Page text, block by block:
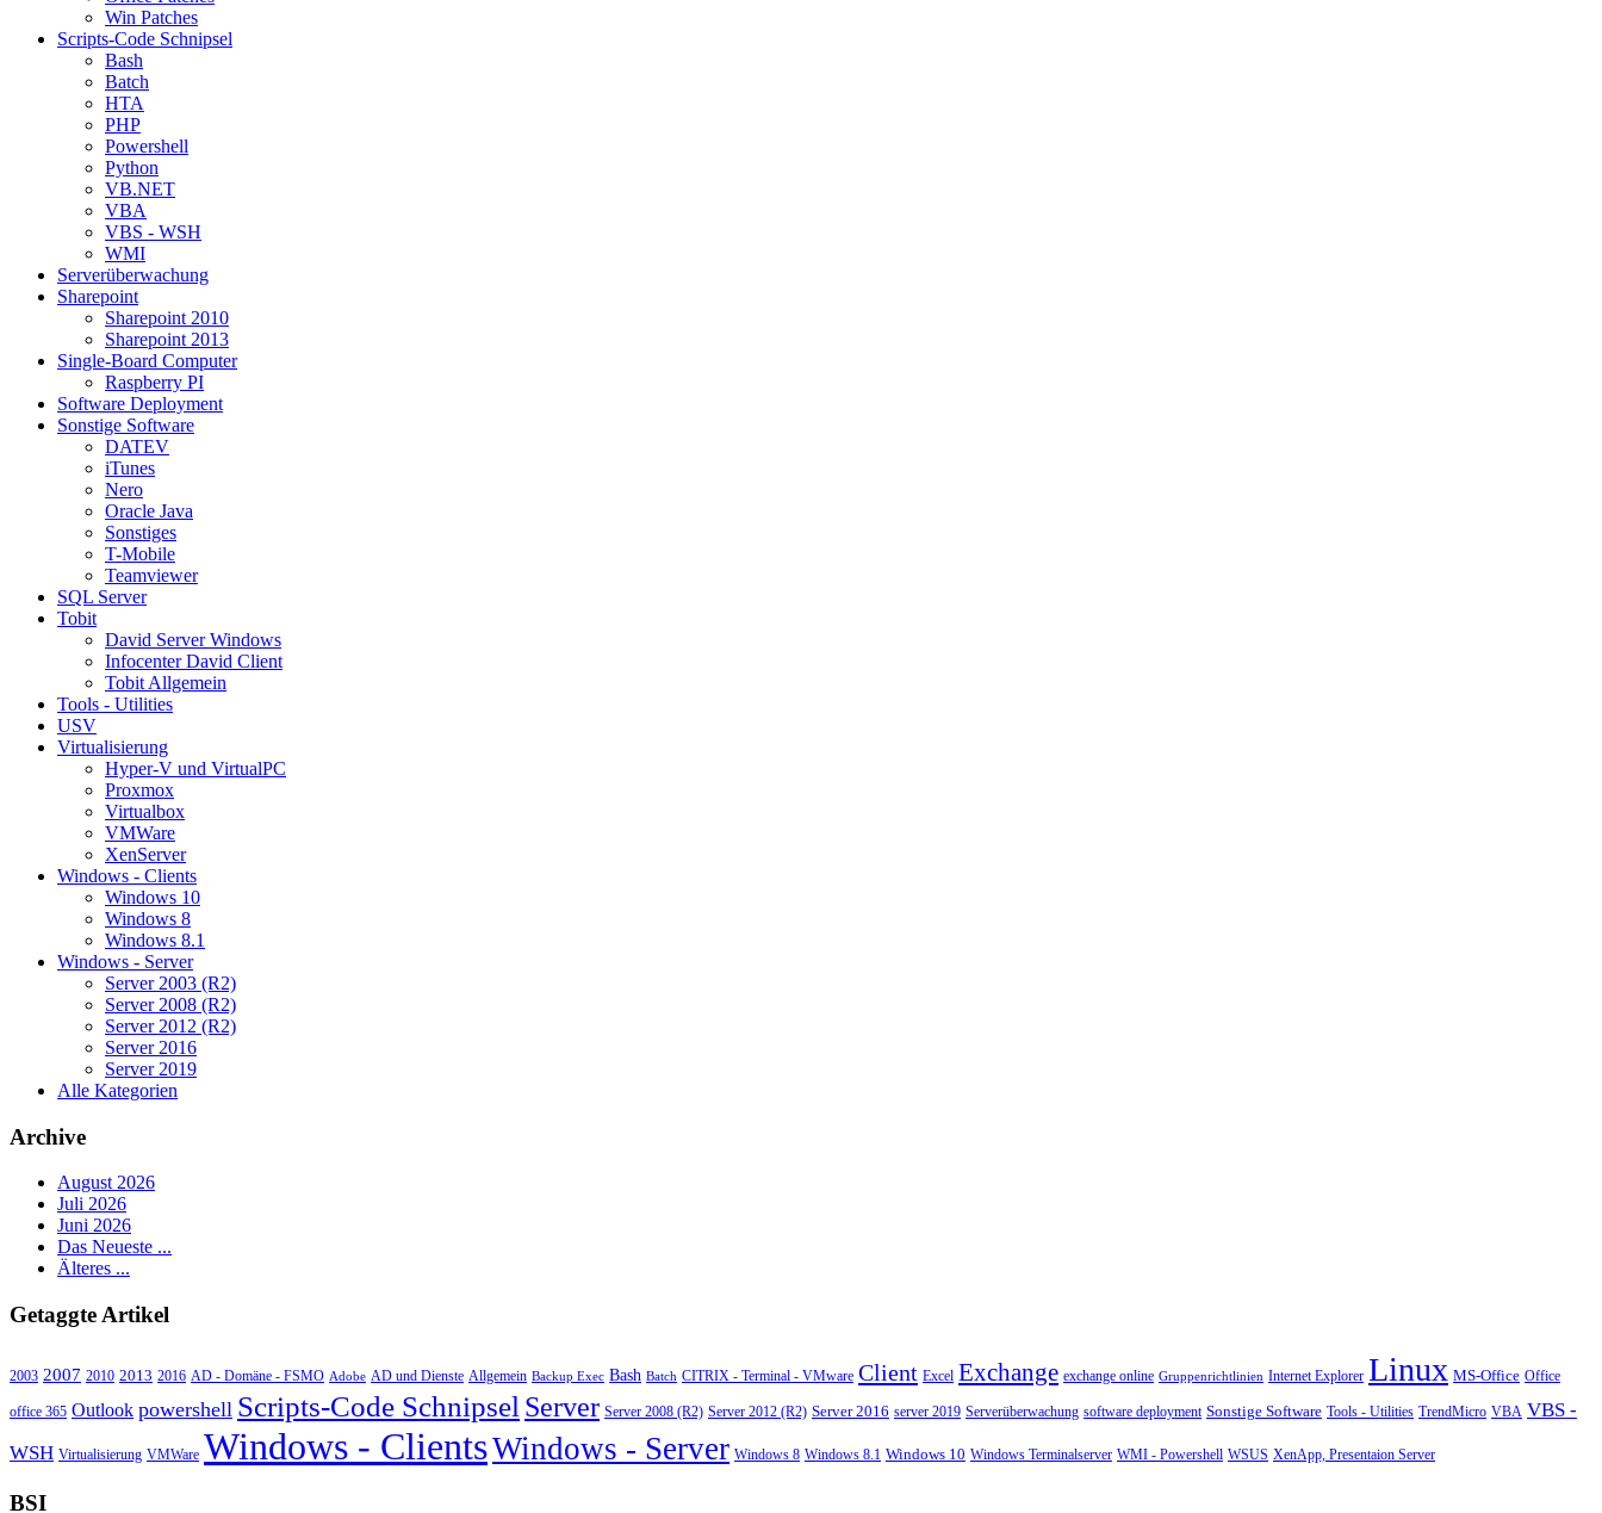
Win Patches
Scripts-Code Schnipsel
Bash
Batch
HTA
PHP
Powershell
Python
VB.NET
VBA
VBS - WSH
WMI
Serverüberwachung
Sharepoint
Sharepoint 2010
Sharepoint 2013
Single-Board Computer
Raspberry PI
Software Deployment
Sonstige Software
DATEV
iTunes
Nero
Oracle Java
Sonstiges
T-Mobile
Teamviewer
SQL Server
Tobit
David Server Windows
Infocenter David Client
Tobit Allgemein
Tools - Utilities
USV
Virtualisierung
Hyper-V und VirtualPC
Proxmox
Virtualbox
VMWare
XenServer
Windows - Clients
Windows 10
Windows 8
Windows 8.1
Windows - Server
Server 2003 (R2)
Server 2008 (R2)
Server 2012 (R2)
Server 2016
Server 2019
Alle Kategorien
Archive
August 2026
Juli 2026
Juni 2026
Das Neueste ...
Älteres ...
Getaggte Artikel
2003 2007 2010 2013 2016 AD - Domäne - FSMO Adobe AD und Dienste Allgemein Backup Exec Bash Batch CITRIX - Terminal - VMware Client Excel Exchange exchange online Gruppenrichtlinien Internet Explorer Linux MS-Office Office
office 365 Outlook powershell Scripts-Code Schnipsel Server Server 2008 (R2) Server 2012 (R2) Server 2016 server 2019 Serverüberwachung software deployment Sonstige Software Tools - Utilities TrendMicro VBA VBS -
WSH Virtualisierung VMWare Windows - ClientsWindows - Server Windows 8 Windows 8.1 Windows 10 Windows Terminalserver WMI - Powershell WSUS XenApp, Presentaion Server
BSI